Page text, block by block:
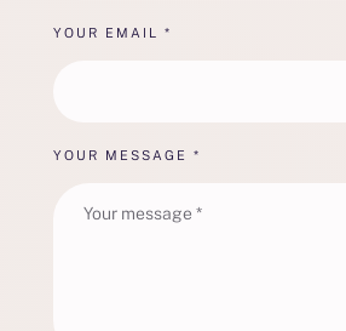
YOUR MESSAGE *
YOUR EMAIL *